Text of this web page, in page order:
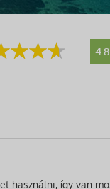
4.8
használni, így van